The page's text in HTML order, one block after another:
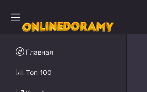
Главная
Топ 100